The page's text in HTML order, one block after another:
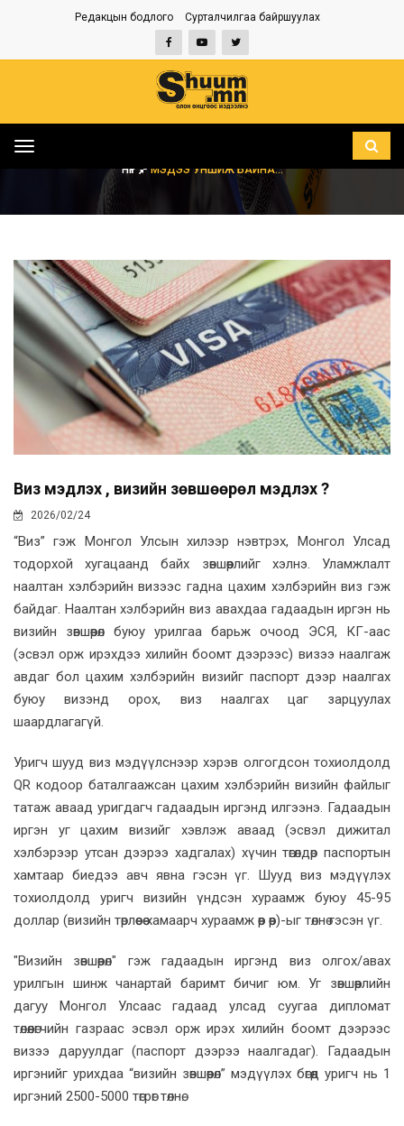
Редакцын бодлого Сурталчилгаа байршуулах
Toggle
НҮҮР МЭДЭЭ УНШИЖ БАЙНА...
Виз мэдүүлэх үү, визийн зөвшөөрөл мэдүүлэх үү?
2026/02/24
“Виз” гэж Монгол Улсын хилээр нэвтрэх, Монгол Улсад
тодорхой хугацаанд байх зөвшөөрлийг хэлнэ. Уламжлалт
наалтан хэлбэрийн визээс гадна цахим хэлбэрийн виз гэж
байдаг. Наалтан хэлбэрийн виз авахдаа гадаадын иргэн нь
визийн зөвшөөрөл буюу урилгаа барьж очоод ЭСЯ, КГ-аас
(эсвэл орж ирэхдээ хилийн боомт дээрээс) визээ наалгаж
авдаг бол цахим хэлбэрийн визийг паспорт дээр наалгах
буюу визэнд орох, виз наалгах цаг зарцуулах
шаардлагагүй.
Уригч шууд виз мэдүүлснээр хэрэв олгогдсон тохиолдолд
QR кодоор баталгаажсан цахим хэлбэрийн визийн файлыг
татаж аваад уригдагч гадаадын иргэнд илгээнэ. Гадаадын
иргэн уг цахим визийг хэвлэж аваад (эсвэл дижитал
хэлбэрээр утсан дээрээ хадгалах) хүчин төгөлдөр паспортын
хамтаар биедээ авч явна гэсэн үг. Шууд виз мэдүүлэх
тохиолдолд уригч визийн үндсэн хураамж буюу 45-95
доллар (визийн төрлөөсөө хамаарч хураамж өөр өөр)-ыг төлнө гэсэн үг.
"Визийн зөвшөөрөл" гэж гадаадын иргэнд виз олгох/авах
урилгын шинж чанартай баримт бичиг юм. Уг зөвшөөрлийн
дагуу Монгол Улсаас гадаад улсад суугаа дипломат
төлөөлөгчийн газраас эсвэл орж ирэх хилийн боомт дээрээс
визээ даруулдаг (паспорт дээрээ наалгадаг). Гадаадын
иргэнийг урихдаа “визийн зөвшөөрөл” мэдүүлэх бөгөөд уригч нь 1
иргэний 2500-5000 төгрөг төлнө.